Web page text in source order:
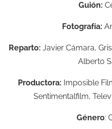
Guión:
Fotografía:
Reparto: Javier Cámara,
Alberto
Productora: Imposible
Sentimentalfilm,
Género: